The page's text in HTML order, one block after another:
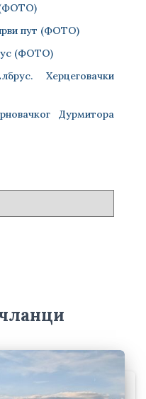
(ФОТО)
пут (ФОТО)
(ФОТО)
Херцеговачки
Дурмитора